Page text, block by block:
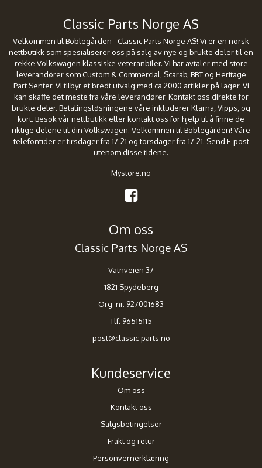
Classic Parts Norge AS
Velkommen til Boblegården - Classic Parts Norge AS! Vi er en norsk
nettbutikk som spesialiserer oss på salg av nye og brukte deler til en
rekke Volkswagen klassiske veteranbiler. Vi har avtaler med store
leverandører som Custom & Commercial, Scarab, BBT og Heritage
Part Senter. Vi tilbyr et bredt utvalg med ca 2000 artikler på lager. Vi
kan skaffe det meste fra våre leverandører. Kontakt oss direkte for
brukte deler. Betalingsløsningene våre inkluderer Klarna, Vipps, og
kort. Besøk vår nettbutikk eller kontakt oss for hjelp til å finne de
riktige delene til din Volkswagen. Velkommen til Boblegården! Våre
telefontider er tirsdager fra 17-21 og torsdager fra 17-21. Send E-post
utenom disse tidene.
Mystore.no
Om oss
Classic Parts Norge AS
Vatnveien 37
1821 Spydeberg
Org. nr. 927001683
Tlf: 96515115
post@classic-parts.no
Kundeservice
Om oss
Kontakt oss
Salgsbetingelser
Frakt og retur
Personvernerklæring